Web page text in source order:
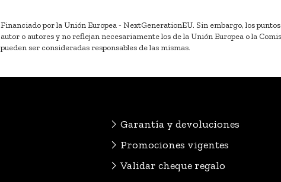
Financiado por la Unión Europea - NextGenerationEU. Sin embargo, los
autor o autores y no reflejan necesariamente los de la Unión Europea o la
pueden ser consideradas responsables de las mismas.
Garantía y devoluciones
Promociones vigentes
Validar cheque regalo